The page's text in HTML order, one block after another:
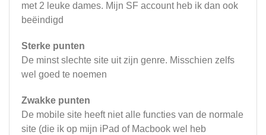
met 2 leuke dames. Mijn SF account heb ik dan ook
beëindigd
Sterke punten
De minst slechte site uit zijn genre. Misschien zelfs
wel goed te noemen
Zwakke punten
De mobile site heeft niet alle functies van de normale
site (die ik op mijn iPad of Macbook wel heb